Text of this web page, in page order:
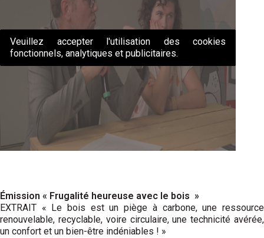
Veuillez accepter l'utilisation des cookies
fonctionnels, analytiques et publicitaires.
Émission « Frugalité heureuse avec le bois »
EXTRAIT « Le bois est un piège à carbone, une ressource
renouvelable, recyclable, voire circulaire, une technicité avérée,
un confort et un bien-être indéniables ! »